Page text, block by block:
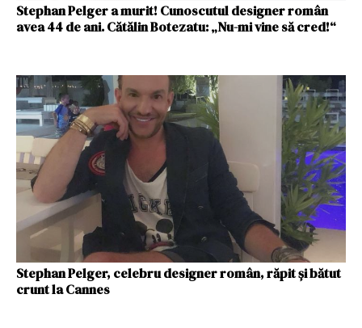
Stephan Pelger a murit! Cunoscutul designer român
avea 44 de ani. Cătălin Botezatu: „Nu-mi vine să cred!“
Stephan Pelger, celebru designer român, răpit și bătut
crunt la Cannes